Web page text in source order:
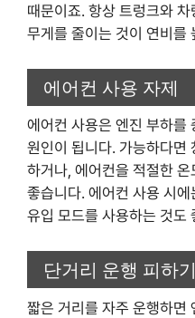
때문이죠. 항상 트렁크와
무게를 줄이는 것이 연비를
에어컨 사용 자제
에어컨 사용은 엔진 부하를
원인이 됩니다. 가능하다면
하거나, 에어컨을 적절한 온
좋습니다. 에어컨 사용 시에
유입 모드를 사용하는 것도
단거리 운행 피하기
짧은 거리를 자주 운행하면